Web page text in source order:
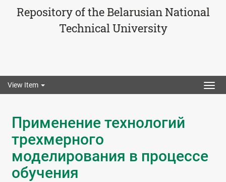
Repository of the Belarusian National
Technical University
View Item
Применение технологий
трехмерного
моделирования в процессе
обучения